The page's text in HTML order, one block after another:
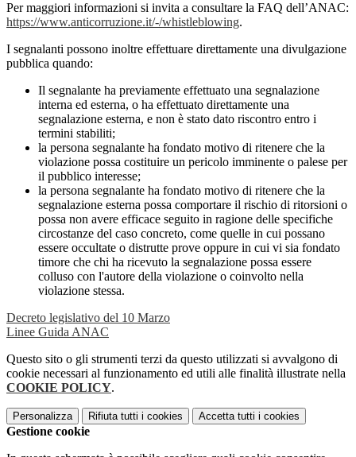
Per maggiori informazioni si invita a consultare la FAQ dell’ANAC:
https://www.anticorruzione.it/-/whistleblowing.
I segnalanti possono inoltre effettuare direttamente una divulgazione
pubblica quando:
Il segnalante ha previamente effettuato una segnalazione
interna ed esterna, o ha effettuato direttamente una
segnalazione esterna, e non è stato dato riscontro entro i
termini stabiliti;
la persona segnalante ha fondato motivo di ritenere che la
violazione possa costituire un pericolo imminente o palese per
il pubblico interesse;
la persona segnalante ha fondato motivo di ritenere che la
segnalazione esterna possa comportare il rischio di ritorsioni o
possa non avere efficace seguito in ragione delle specifiche
circostanze del caso concreto, come quelle in cui possano
essere occultate o distrutte prove oppure in cui vi sia fondato
timore che chi ha ricevuto la segnalazione possa essere
colluso con l'autore della violazione o coinvolto nella
violazione stessa.
Decreto legislativo del 10 Marzo
Linee Guida ANAC
Questo sito o gli strumenti terzi da questo utilizzati si avvalgono di
cookie necessari al funzionamento ed utili alle finalità illustrate nella
COOKIE POLICY.
Personalizza Rifiuta tutti i cookies Accetta tutti i cookies
Gestione cookie